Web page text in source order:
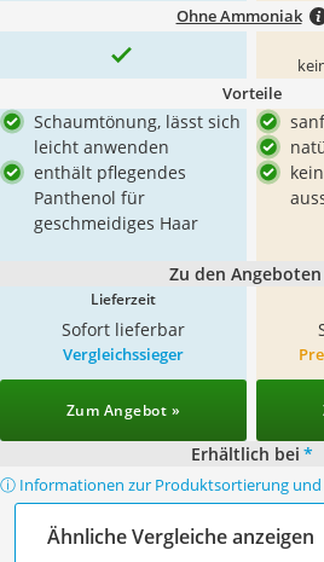
Ohne Ammoniak
Vorteile
Schaumtönung, lässt sich
leicht anwenden
enthält pflegendes
Panthenol für
geschmeidiges Haar
Zu den Angeboten
Lieferzeit
Sofort lieferbar
Vergleichssieger
Zum Angebot »
Erhältlich bei *
ⓘ Informationen zur Produktsortierung und
Ähnliche Vergleiche anzeigen